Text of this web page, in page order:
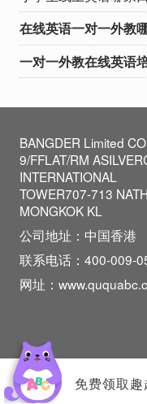
力，还能够通过趣味
学方式激发孩子的学
在线英语一对一外教
一对一外教在线英语
免费领取
BANGDER Limited
9/FFLAT/RM
INTERNATIONAL
TOWER707-713
MONGKOK KL
公司地址：中国香港
联系电话：400-009-
网址：